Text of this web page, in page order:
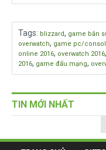
Tags: blizzard, game bắn
overwatch, game pc/
online 2016, overwatch 2016,
2016, game đấu mạng,
TIN MỚI NHẤT